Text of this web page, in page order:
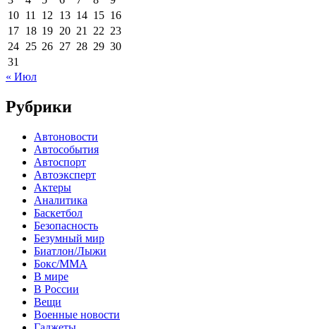
10 11 12 13 14 15 16
17 18 19 20 21 22 23
24 25 26 27 28 29 30
31
« Июл
Рубрики
Автоновости
Автособытия
Автоспорт
Автоэксперт
Актеры
Аналитика
Баскетбол
Безопасность
Безумный мир
Биатлон/Лыжи
Бокс/MMA
В мире
В России
Вещи
Военные новости